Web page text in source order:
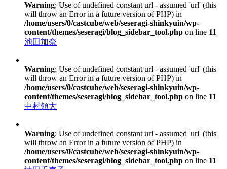
Warning: Use of undefined constant url - assumed 'url' (this
will throw an Error in a future version of PHP) in
/home/users/0/castcube/web/seseragi-shinkyuin/wp-
content/themes/seseragi/blog_sidebar_tool.php on line 11
池田加奈
Warning: Use of undefined constant url - assumed 'url' (this
will throw an Error in a future version of PHP) in
/home/users/0/castcube/web/seseragi-shinkyuin/wp-
content/themes/seseragi/blog_sidebar_tool.php on line 11
中村領大
Warning: Use of undefined constant url - assumed 'url' (this
will throw an Error in a future version of PHP) in
/home/users/0/castcube/web/seseragi-shinkyuin/wp-
content/themes/seseragi/blog_sidebar_tool.php on line 11